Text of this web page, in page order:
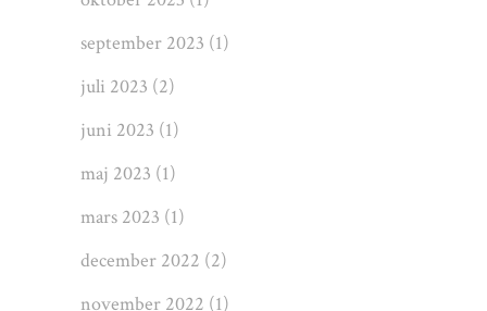
september 2023 (1)
juli 2023 (2)
juni 2023 (1)
maj 2023 (1)
mars 2023 (1)
december 2022 (2)
november 2022 (1)